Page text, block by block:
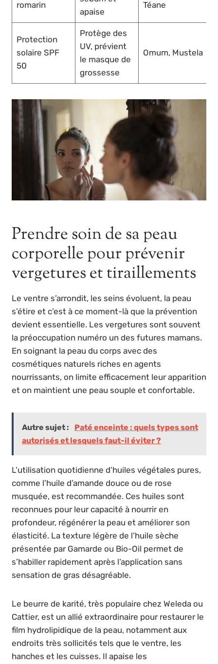
romarin
apaise
Téane
Protection
solaire SPF
50
Protège des
UV, prévient
le masque de
grossesse
Omum, Mustela
Prendre soin de sa peau
corporelle pour prévenir
vergetures et tiraillements
Le ventre s’arrondit, les seins évoluent, la peau
s’étire et c’est à ce moment-là que la prévention
devient essentielle. Les vergetures sont souvent
la préoccupation numéro un des futures mamans.
En soignant la peau du corps avec des
cosmétiques naturels riches en agents
nourrissants, on limite efficacement leur apparition
et on maintient une peau souple et confortable.
Autre sujet :
Paté enceinte : quels types sont
autorisés et lesquels faut-il éviter ?
L’utilisation quotidienne d’huiles végétales pures,
comme l’huile d’amande douce ou de rose
musquée, est recommandée. Ces huiles sont
reconnues pour leur capacité à nourrir en
profondeur, régénérer la peau et améliorer son
élasticité. La texture légère de l’huile sèche
présentée par Gamarde ou Bio-Oil permet de
s’habiller rapidement après l’application sans
sensation de gras désagréable.
Le beurre de karité, très populaire chez Weleda ou
Cattier, est un allié extraordinaire pour restaurer le
film hydrolipidique de la peau, notamment aux
endroits très sollicités tels que le ventre, les
hanches et les cuisses. Il apaise les